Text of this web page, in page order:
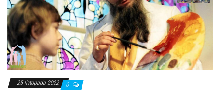
25 listopada 2022 0